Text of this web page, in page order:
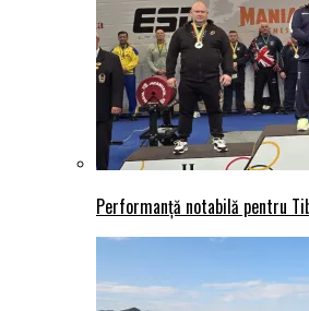
Performanță notabilă pentru